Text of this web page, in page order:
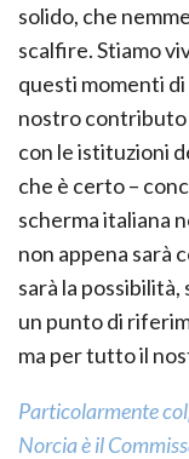
solido, che
scalfire. Stiamo
questi momenti
nostro contributo
con le istituzioni
che è certo –
scherma italiana
non appena sarà
sarà la
un punto di
ma per tutto il
Particolarmente
Norcia è il